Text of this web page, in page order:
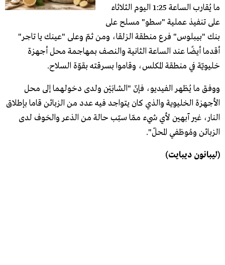
ما يُقارب الساعة 1:25 اليوم الثلاثاء
على تنفيذ عملية "سطو" مسلح على
بنك "بيبلوس" فرع منطقة الزلقا، ومن ثمّ وعلى "عينك يا تاجر"
أقدما أيضًا عند الساعة الثانية والنصف بمهاجمة محل أجهزة
خليويّة في منطقة المكلس، وقاموا بسرقته بقوّة السلاح.
ووفق ما يُظهر الفيديو، فإنّ "الشابَيْن ولدى دخولهما إلى محل
الأجهزة الخليوية والذي كان يتواجد فيه عدد من الزبائن قاما بإطلاق
النار، غير آبهين لأي شيء ممّا سبّب حالة من الذعر والخوف لدى
الزبائن ومُوظفي المحلّ".
(ليبانون ديبايت)